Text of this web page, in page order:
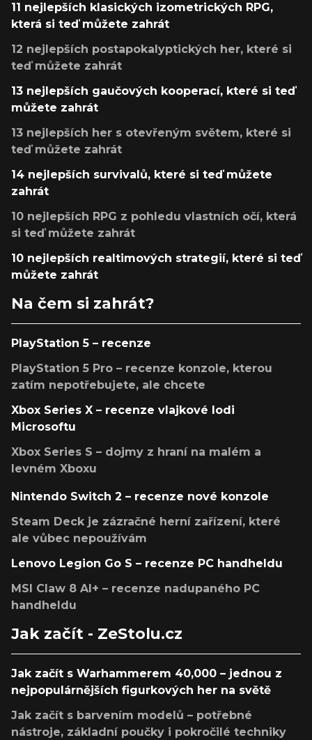
11 nejlepších klasických izometrických RPG,
která si teď můžete zahrát
12 nejlepších postapokalyptických her, které si
teď můžete zahrát
13 nejlepších gaučových kooperací, které si teď
můžete zahrát
13 nejlepších her s otevřeným světem, které si
teď můžete zahrát
14 nejlepších survivalů, které si teď můžete
zahrát
10 nejlepších RPG z pohledu vlastních očí, která
si teď můžete zahrát
10 nejlepších realtimových strategií, které si teď
můžete zahrát
Na čem si zahrát?
PlayStation 5 – recenze
PlayStation 5 Pro – recenze konzole, kterou
zatím nepotřebujete, ale chcete
Xbox Series X – recenze vlajkové lodi
Microsoftu
Xbox Series S – dojmy z hraní na malém a
levném Xboxu
Nintendo Switch 2 – recenze nové konzole
Steam Deck je zázračné herní zařízení, které
ale vůbec nepoužívám
Lenovo Legion Go S – recenze PC handheldu
MSI Claw 8 AI+ – recenze nadupaného PC
handheldu
Jak začít - ZeStolu.cz
Jak začít s Warhammerem 40,000 – jednou z
nejpopulárnějších figurkových her na světě
Jak začít s barvením modelů – potřebné
nástroje, základní poučky i pokročilé techniky